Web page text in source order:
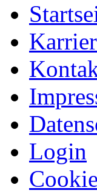
Login